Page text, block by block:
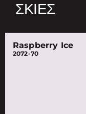
ΣΚΙΈΣ
Raspberry Ice
2072-70